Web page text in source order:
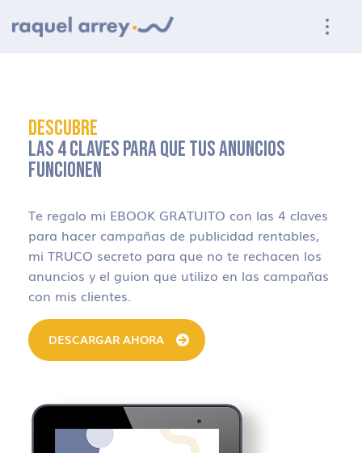
DESCUBRE
LAS 4 CLAVES PARA QUE TUS ANUNCIOS
FUNCIONEN
Te regalo mi EBOOK GRATUITO con las 4 claves
para hacer campañas de publicidad rentables,
mi TRUCO secreto para que no te rechacen los
anuncios y el guion que utilizo en las campañas
con mis clientes.
DESCARGAR AHORA